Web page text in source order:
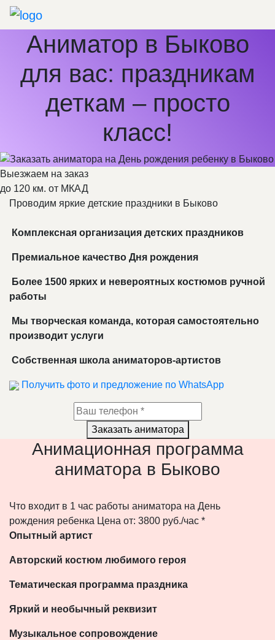
Аниматор в Быково
для вас: праздникам
деткам – просто
класс!
Выезжаем на заказ
до 120 км. от МКАД
Проводим яркие детские праздники в Быково
Комплексная организация детских праздников
Премиальное качество Дня рождения
Более 1500 ярких и невероятных костюмов ручной
работы
Мы творческая команда, которая самостоятельно
производит услуги
Собственная школа аниматоров-артистов
Получить фото и предложение по WhatsApp
Заказать аниматора
Анимационная программа
аниматора в Быково
Что входит в 1 час работы аниматора на День
рождения ребенка Цена от: 3800 руб./час *
Опытный артист
Авторский костюм любимого героя
Тематическая программа праздника
Яркий и необычный реквизит
Музыкальное сопровождение